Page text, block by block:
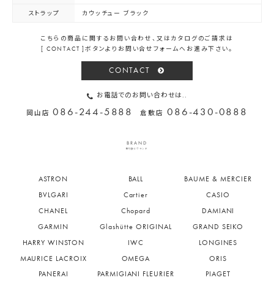
ストラップ カウッチュー ブラック
こちらの商品に関するお問い合わせ、又はカタログのご請求は
[ CONTACT ]ボタンよりお問い合せフォームへお進み下さい。
CONTACT
お電話でのお問い合わせは..
岡山店086-244-5888 倉敷店 086-430-0888
BRAND
取り扱いブランド
ASTRON BALL
BAUME & MERCIER
BVLGARI
Cartier
CASIO
CHANEL
Chopard
DAMIANI
GARMIN
Glashütte ORIGINAL
GRAND SEIKO
HARRY WINSTON
IWC
LONGINES
MAURICE LACROIX
OMEGA
ORIS
PANERAI
PARMIGIANI FLEURIER
PIAGET